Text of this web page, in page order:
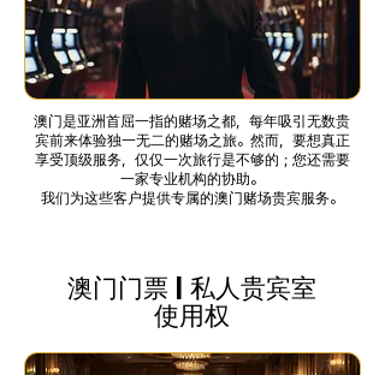
澳门是亚洲首屈一指的赌场之都，每年吸引无数贵
宾前来体验独一无二的赌场之旅。然而，要想真正
享受顶级服务，仅仅一次旅行是不够的；您还需要
一家专业机构的协助。
我们为这些客户提供专属的澳门赌场贵宾服务。
澳门门票 | 私人贵宾室
使用权